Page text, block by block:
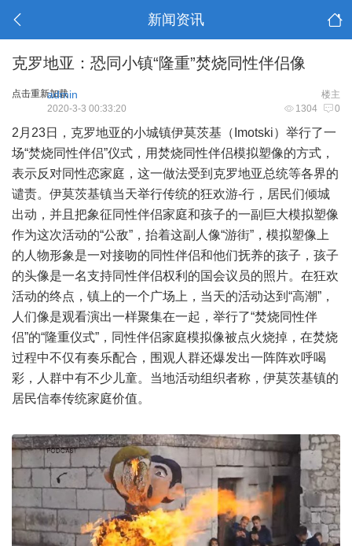
新闻资讯
克罗地亚：恐同小镇“隆重”焚烧同性伴侣像
点击重新加载 楼主
admin
1304 0
2020-3-3 00:33:20
2月23日，克罗地亚的小城镇伊莫茨基（Imotski）举行了一
场“焚烧同性伴侣”仪式，用焚烧同性伴侣模拟塑像的方式，
表示反对同性恋家庭，这一做法受到克罗地亚总统等各界的
谴责。伊莫茨基镇当天举行传统的狂欢游-行，居民们倾城
出动，并且把象征同性伴侣家庭和孩子的一副巨大模拟塑像
作为这次活动的“公敌”，抬着这副人像“游街”，模拟塑像上
的人物形象是一对接吻的同性伴侣和他们抚养的孩子，孩子
的头像是一名支持同性伴侣权利的国会议员的照片。在狂欢
活动的终点，镇上的一个广场上，当天的活动达到“高潮”，
人们像是观看演出一样聚集在一起，举行了“焚烧同性伴
侣”的“隆重仪式”，同性伴侣家庭模拟像被点火烧掉，在焚烧
过程中不仅有奏乐配合，围观人群还爆发出一阵阵欢呼喝
彩，人群中有不少儿童。当地活动组织者称，伊莫茨基镇的
居民信奉传统家庭价值。